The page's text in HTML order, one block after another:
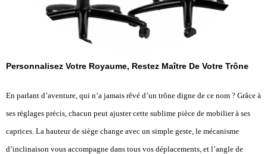
Personnalisez Votre Royaume, Restez Maître De Votre Trône
En parlant d’aventure, qui n’a jamais rêvé d’un trône digne de ce nom ? Grâce à
ses réglages précis, chacun peut ajuster cette sublime pièce de mobilier à ses
caprices. La hauteur de siège change avec un simple geste, le mécanisme
d’inclinaison vous accompagne dans tous vos déplacements, et l’angle de